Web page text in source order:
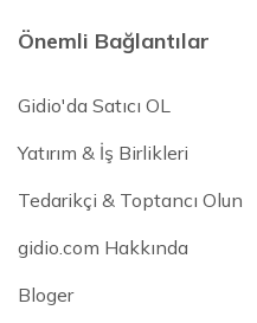
Önemli Bağlantılar
Gidio'da Satıcı OL
Yatırım & İş Birlikleri
Tedarikçi & Toptancı Olun
gidio.com Hakkında
Bloger